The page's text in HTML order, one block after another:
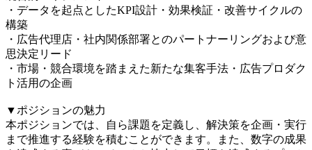
・データを起点としたKPI設計・効果検証・改善サイクルの
構築
・広告代理店・社内関係部署とのパートナーリングおよび意
思決定リード
・市場・競合環境を踏まえた新たな集客手法・広告プロダク
ト活用の企画
▼ポジションの魅力
本ポジションでは、自ら課題を定義し、解決策を企画・実行
まで推進する経験を積むことができます。また、数字の成果